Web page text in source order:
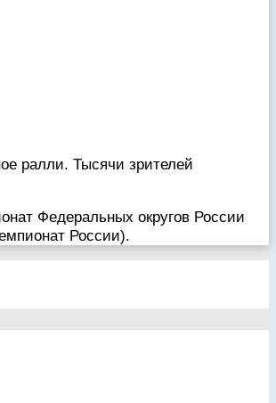
ралли. Тысячи зрителей
Федеральных округов России
России).